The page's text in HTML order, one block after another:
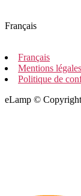
Français
Français
Mentions légales
Politique de
eLamp ©